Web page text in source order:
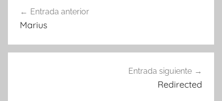
Navegación
de
entradas
Entrada anterior
Marius
Entrada siguiente
Redirected